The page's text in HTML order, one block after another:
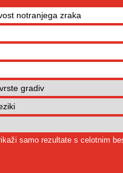
samo rezultate s celotnim